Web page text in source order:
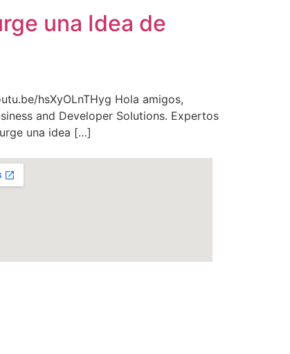
una Idea de
hsXyOLnTHyg Hola amigos,
and Developer Solutions. Expertos
una idea […]